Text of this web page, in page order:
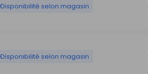
Disponibilité selon magasin
Disponibilité selon magasin